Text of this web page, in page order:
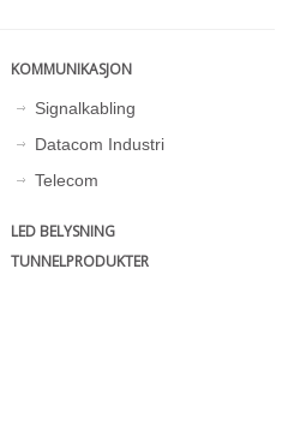
KOMMUNIKASJON
Signalkabling
Datacom Industri
Telecom
LED BELYSNING
TUNNELPRODUKTER